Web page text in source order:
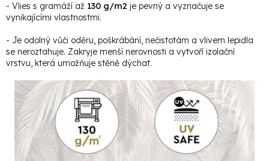
- Vlies s gramáží až 130 g/m2 je pevný a vyznačuje se
vynikajícími vlastnostmi.
- Je odolný vůči oděru, poškrábání, nečistotám a vlivem lepidla
se neroztahuje. Zakryje menší nerovnosti a vytvoří izolační
vrstvu, která umožňuje stěně dýchat.